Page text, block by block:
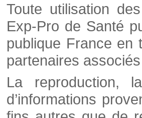
Toute utilisation
Exp-Pro de Santé
publique France en
partenaires
La reproduction,
d’informations